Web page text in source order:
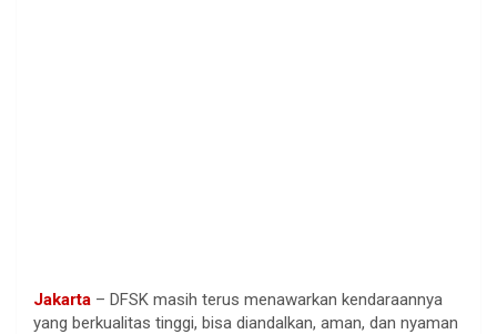
Jakarta – DFSK masih terus menawarkan kendaraannya
yang berkualitas tinggi, bisa diandalkan, aman, dan nyaman